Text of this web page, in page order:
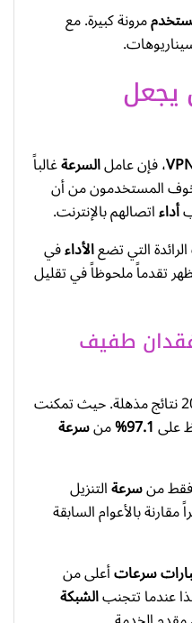
مرونة كبيرة. مع
يجعل
، فإن عاملالسرعةغالباً
المستخدمون من أن
أداءاتصالهم بالإنترنت.
التي تضعالأداءفي
تقدماً ملحوظاً في تقليل
فقدان طفيف
الأداء لعام 2024 نتائج مذهلة. حيث تمكنت
على97.1% منسرعة
فقط منسرعةالتنزيل
بالأعوام السابقة
سرعاتأعلى من
عندما تتجنبالشبكة